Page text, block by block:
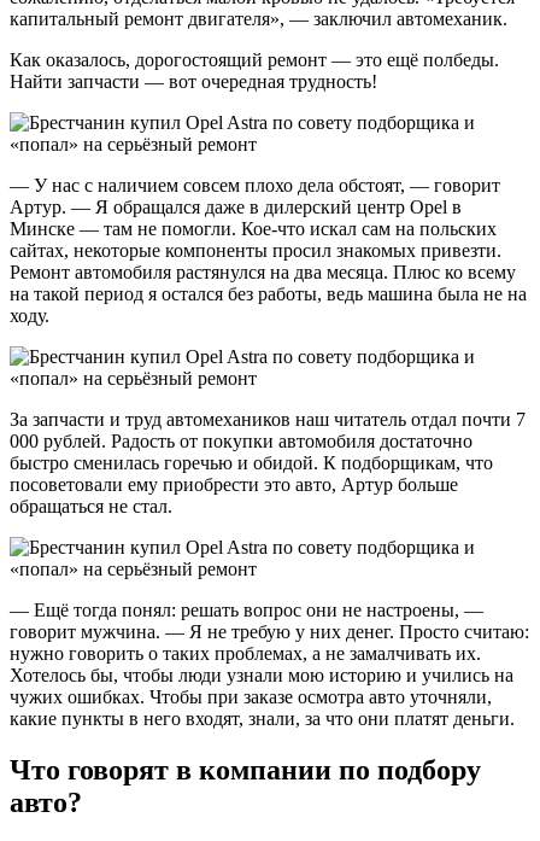
капитальный ремонт двигателя», — заключил автомеханик.
Как оказалось, дорогостоящий ремонт — это ещё полбеды.
Найти запчасти — вот очередная трудность!
— У нас с наличием совсем плохо дела обстоят, — говорит
Артур. — Я обращался даже в дилерский центр Opel в
Минске — там не помогли. Кое-что искал сам на польских
сайтах, некоторые компоненты просил знакомых привезти.
Ремонт автомобиля растянулся на два месяца. Плюс ко всему
на такой период я остался без работы, ведь машина была не на
ходу.
За запчасти и труд автомехаников наш читатель отдал почти 7
000 рублей. Радость от покупки автомобиля достаточно
быстро сменилась горечью и обидой. К подборщикам, что
посоветовали ему приобрести это авто, Артур больше
обращаться не стал.
— Ещё тогда понял: решать вопрос они не настроены, —
говорит мужчина. — Я не требую у них денег. Просто считаю:
нужно говорить о таких проблемах, а не замалчивать их.
Хотелось бы, чтобы люди узнали мою историю и учились на
чужих ошибках. Чтобы при заказе осмотра авто уточняли,
какие пункты в него входят, знали, за что они платят деньги.
Что говорят в компании по подбору
авто?